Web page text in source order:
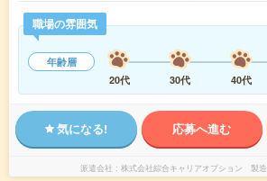
職場の雰囲気
年齢層
20代
30代 40代
気になる! 応募へ進む
派遣会社 株式会社綜合キャリアオプション 製造